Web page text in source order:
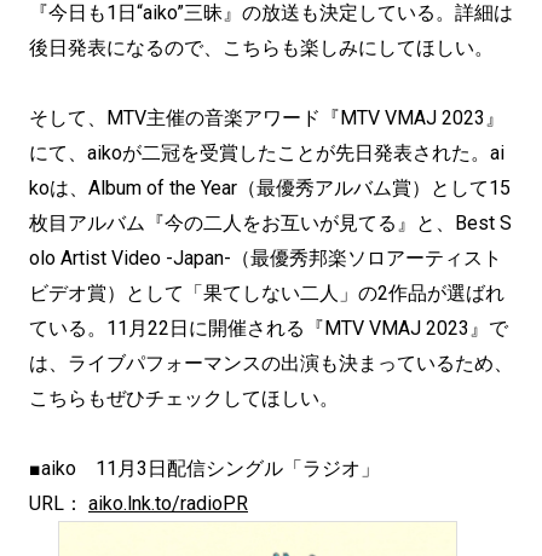
『今日も1日“aiko”三昧』の放送も決定している。詳細は
後日発表になるので、こちらも楽しみにしてほしい。
そして、MTV主催の音楽アワード『MTV VMAJ 2023』
にて、aikoが二冠を受賞したことが先日発表された。ai
koは、Album of the Year（最優秀アルバム賞）として15
枚目アルバム『今の二人をお互いが見てる』と、Best S
olo Artist Video -Japan-（最優秀邦楽ソロアーティスト
ビデオ賞）として「果てしない二人」の2作品が選ばれ
ている。11月22日に開催される『MTV VMAJ 2023』で
は、ライブパフォーマンスの出演も決まっているため、
こちらもぜひチェックしてほしい。
■aiko 11月3日配信シングル「ラジオ」
URL： aiko.lnk.to/radioPR